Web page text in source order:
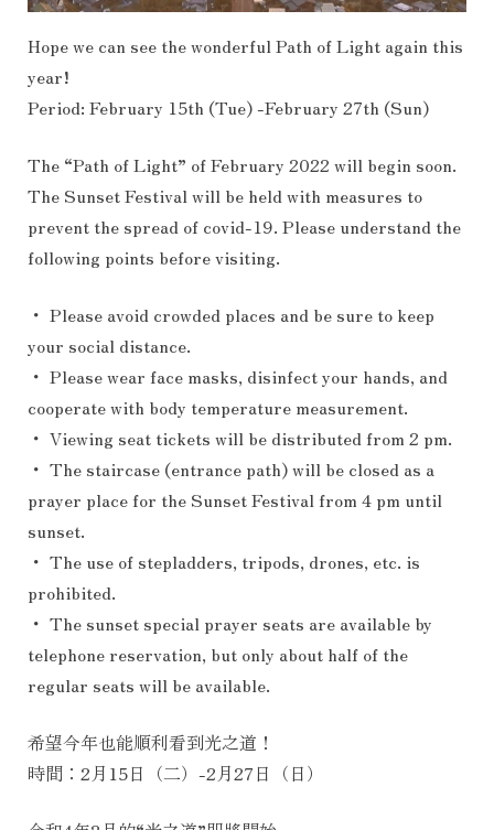
Hope we can see the wonderful Path of Light again this
year!
Period: February 15th (Tue) -February 27th (Sun)
The “Path of Light” of February 2022 will begin soon.
The Sunset Festival will be held with measures to
prevent the spread of covid-19. Please understand the
following points before visiting.
・ Please avoid crowded places and be sure to keep
your social distance.
・ Please wear face masks, disinfect your hands, and
cooperate with body temperature measurement.
・ Viewing seat tickets will be distributed from 2 pm.
・ The staircase (entrance path) will be closed as a
prayer place for the Sunset Festival from 4 pm until
sunset.
・ The use of stepladders, tripods, drones, etc. is
prohibited.
・ The sunset special prayer seats are available by
telephone reservation, but only about half of the
regular seats will be available.
希望今年也能順利看到光之道！
時間：2月15日（二）-2月27日（日）